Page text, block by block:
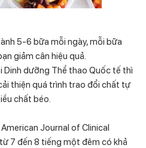
5-6 bữa mỗi ngày, mỗi bữa
giảm cân hiệu quả.
Dinh dưỡng Thể thao Quốc tế thì
thiện quá trình trao đổi chất tự
chất béo.
Journal of Clinical
7 đến 8 tiếng một đêm có khả